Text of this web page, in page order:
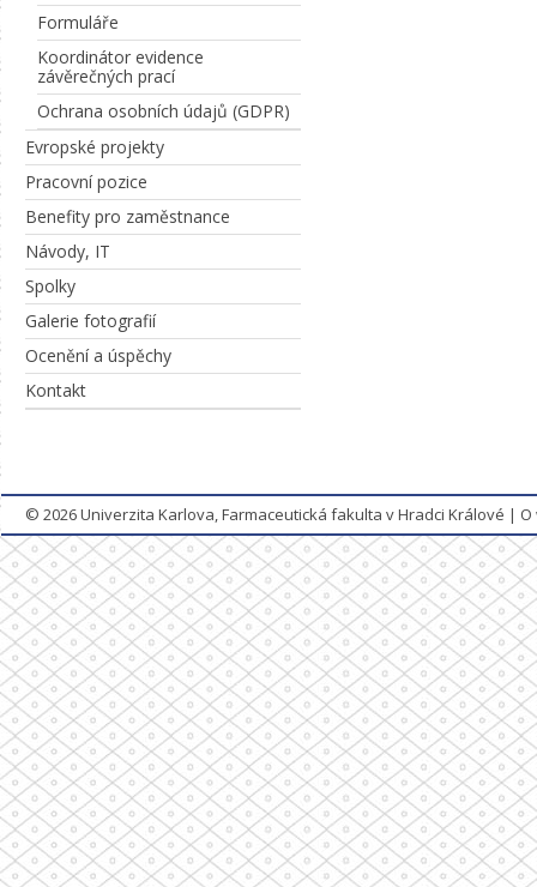
Formuláře
Koordinátor evidence
závěrečných prací
Ochrana osobních údajů (GDPR)
Evropské projekty
Pracovní pozice
Benefity pro zaměstnance
Návody, IT
Spolky
Galerie fotografií
Ocenění a úspěchy
Kontakt
© 2026Univerzita Karlova, Farmaceutická fakulta v Hradci Králové |